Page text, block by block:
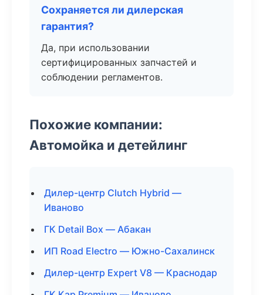
Сохраняется ли дилерская
гарантия?
Да, при использовании
сертифицированных запчастей и
соблюдении регламентов.
Похожие компании:
Автомойка и детейлинг
Дилер-центр Clutch Hybrid —
Иваново
ГК Detail Box — Абакан
ИП Road Electro — Южно-Сахалинск
Дилер-центр Expert V8 — Краснодар